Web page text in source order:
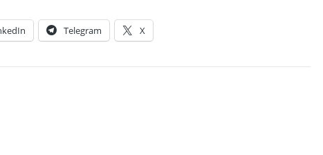
Telegram X